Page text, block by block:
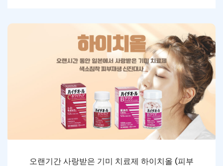
오랜기간 사랑받은 기미 치료제 하이치올 (피부